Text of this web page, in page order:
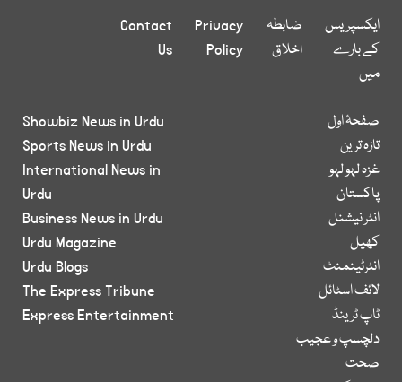
ایکسپریس
کے بارے
میں
ضابطہ
اخلاق
Privacy
Policy
Contact
Us
صفحۂ اول
تازہ ترین
غزہ لہو لہو
پاکستان
انٹر نیشنل
کھیل
انٹرٹینمنٹ
لائف اسٹائل
ٹاپ ٹرینڈ
دلچسپ و عجیب
صحت
Showbiz News in Urdu
Sports News in Urdu
International News in
Urdu
Business News in Urdu
Urdu Magazine
Urdu Blogs
The Express Tribune
Express Entertainment